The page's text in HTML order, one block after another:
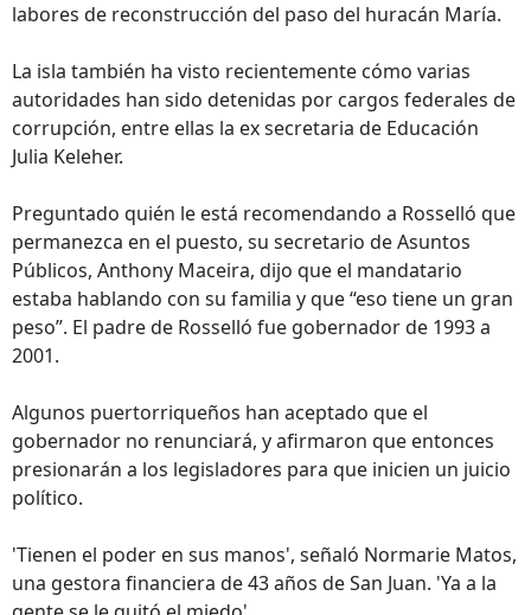
labores de reconstrucción del paso del huracán María.
La isla también ha visto recientemente cómo varias
autoridades han sido detenidas por cargos federales de
corrupción, entre ellas la ex secretaria de Educación
Julia Keleher.
Preguntado quién le está recomendando a Rosselló que
permanezca en el puesto, su secretario de Asuntos
Públicos, Anthony Maceira, dijo que el mandatario
estaba hablando con su familia y que “eso tiene un gran
peso”. El padre de Rosselló fue gobernador de 1993 a
2001.
Algunos puertorriqueños han aceptado que el
gobernador no renunciará, y afirmaron que entonces
presionarán a los legisladores para que inicien un juicio
político.
'Tienen el poder en sus manos', señaló Normarie Matos,
una gestora financiera de 43 años de San Juan. 'Ya a la